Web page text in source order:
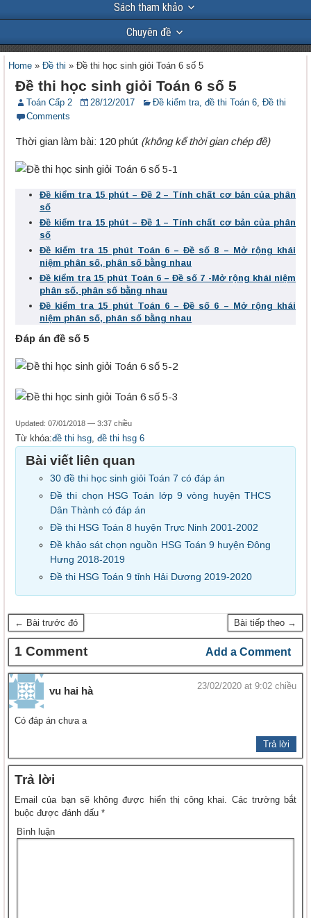
Sách tham khảo
Chuyên đề
Home » Đề thi » Đề thi học sinh giỏi Toán 6 số 5
Đề thi học sinh giỏi Toán 6 số 5
Toán Cấp 2 28/12/2017 Đề kiểm tra, đề thi Toán 6, Đề thi
Comments
Thời gian làm bài: 120 phút (không kể thời gian chép đề)
Đề kiểm tra 15 phút – Đề 2 – Tính chất cơ bản của phân
số
Đề kiểm tra 15 phút – Đề 1 – Tính chất cơ bản của phân
số
Đề kiểm tra 15 phút Toán 6 – Đề số 8 – Mở rộng khái
niệm phân số, phân số bằng nhau
Đề kiểm tra 15 phút Toán 6 – Đề số 7 -Mở rộng khái niệm
phân số, phân số bằng nhau
Đề kiểm tra 15 phút Toán 6 – Đề số 6 – Mở rộng khái
niệm phân số, phân số bằng nhau
Đáp án đề số 5
Updated: 07/01/2018 — 3:37 chiều
Từ khóa:đề thi hsg, đề thi hsg 6
Bài viết liên quan
30 đề thi học sinh giỏi Toán 7 có đáp án
Đề thi chọn HSG Toán lớp 9 vòng huyện THCS
Dân Thành có đáp án
Đề thi HSG Toán 8 huyện Trực Ninh 2001-2002
Đề khảo sát chọn nguồn HSG Toán 9 huyện Đông
Hưng 2018-2019
Đề thi HSG Toán 9 tỉnh Hải Dương 2019-2020
← Bài trước đó Bài tiếp theo →
1 Comment Add a Comment
vu hai hà 23/02/2020 at 9:02 chiều
Có đáp án chưa a
Trả lời
Trả lời
Email của bạn sẽ không được hiển thị công khai. Các trường bắt
buộc được đánh dấu *
Bình luận